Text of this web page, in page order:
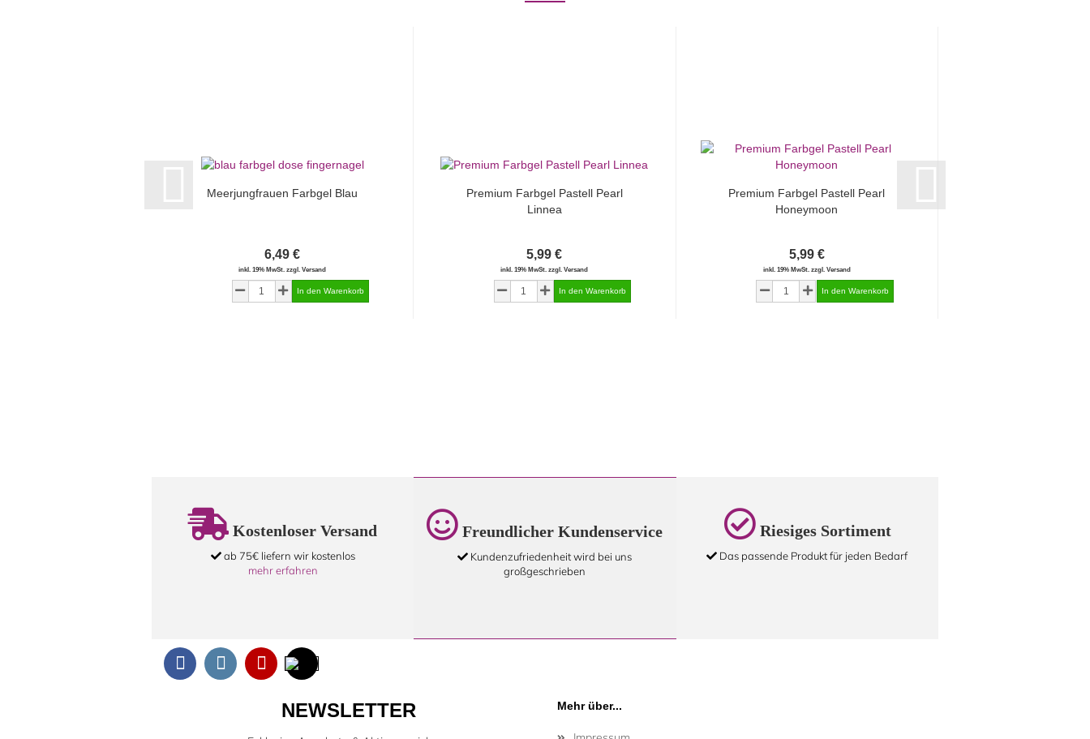
Meerjungfrauen Farbgel Blau
6,49 €
inkl. 19% MwSt. zzgl. Versand
Premium Farbgel Pastell Pearl
Linnea
5,99 €
inkl. 19% MwSt. zzgl. Versand
Premium Farbgel Pastell Pearl
Honeymoon
5,99 €
inkl. 19% MwSt. zzgl. Versand
Kostenloser Versand
ab 75€ liefern wir kostenlos
mehr erfahren
Freundlicher Kundenservice
Kundenzufriedenheit wird bei uns
großgeschrieben
Riesiges Sortiment
Das passende Produkt für jeden Bedarf
NEWSLETTER Mehr über...